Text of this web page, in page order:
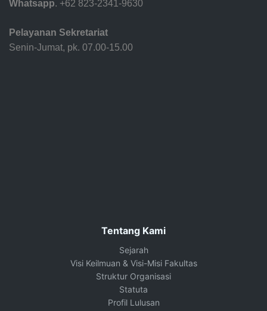
Whatsapp. +62 823-2341-9630
Pelayanan Sekretariat
Senin-Jumat, pk. 07.00-15.00
Tentang Kami
Sejarah
Visi Keilmuan & Visi-Misi Fakultas
Struktur Organisasi
Statuta
Profil Lulusan